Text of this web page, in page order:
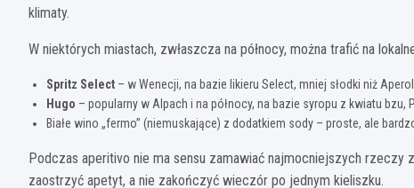
klimaty.
W niektórych miastach, zwłaszcza na północy, można trafić na
Spritz Select – w Wenecji, na bazie likieru Select, mniej słodki niż Aperol
Hugo – popularny w Alpach i na północy, na bazie syropu z kwiatu bzu,
Białe wino „fermo” (niemuskające) z dodatkiem sody – proste, ale
Podczas aperitivo nie ma sensu zamawiać najmocniejszych
zaostrzyć apetyt, a nie zakończyć wieczór po jednym kieliszku.